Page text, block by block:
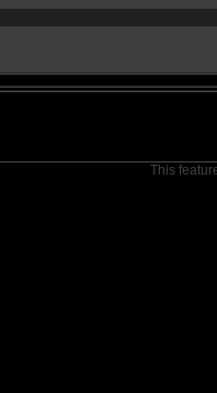
This